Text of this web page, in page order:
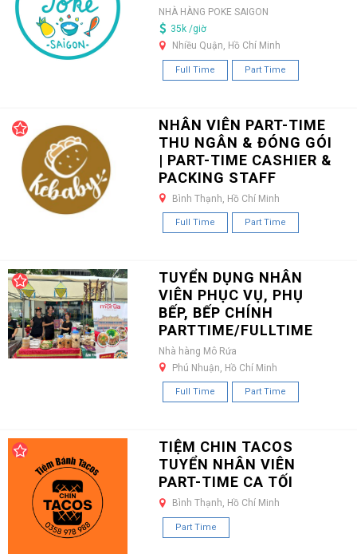
NHÀ HÀNG POKE SAIGON
35k /giờ
Nhiều Quận, Hồ Chí Minh
Full Time Part Time
NHÂN VIÊN PART-TIME
THU NGÂN & ĐÓNG GÓI
| PART-TIME CASHIER &
PACKING STAFF
Bình Thạnh, Hồ Chí Minh
Full Time Part Time
TUYỂN DỤNG NHÂN
VIÊN PHỤC VỤ, PHỤ
BẾP, BẾP CHÍNH
PARTTIME/FULLTIME
Nhà hàng Mô Rứa
Phú Nhuận, Hồ Chí Minh
Full Time Part Time
TIỆM CHIN TACOS
TUYỂN NHÂN VIÊN
PART-TIME CA TỐI
Bình Thạnh, Hồ Chí Minh
Part Time